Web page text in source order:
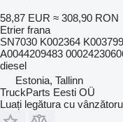
58,87 EUR ≈ 308,90 RON
Etrier frana
SN7030 K002364
A0044209483
diesel
Estonia, Tallinn
TruckParts Eesti OÜ
Luați legătura cu